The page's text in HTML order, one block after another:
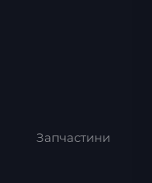
Запчастини